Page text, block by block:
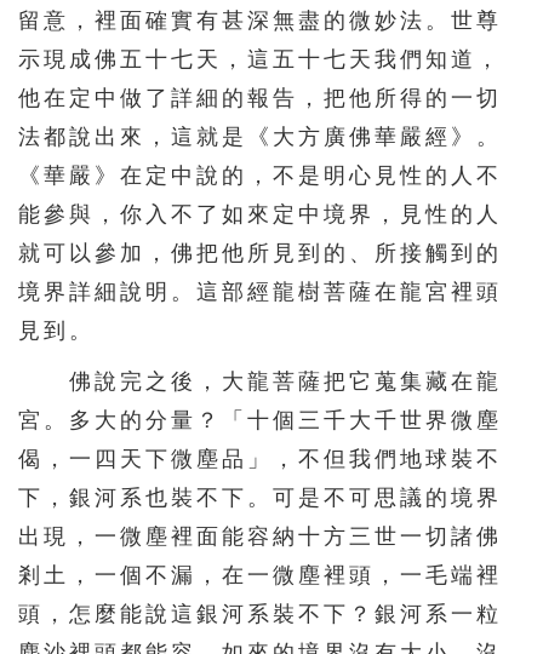
156 157 158 159 160
166 167 168 169 170
171 172 173 174 175
176 177 178 179 180
181 182 183 184 185
186 187 188 189 190
202 204 205
206 207 208 209 210
211 212 213 214 215
216 217 218 219 220
221 222 223 224 225
留意，裡面確實有甚深無盡的微妙法。世尊
示現成佛五十七天，這五十七天我們知道，
他在定中做了詳細的報告，把他所得的一切
法都說出來，這就是《大方廣佛華嚴經》。
《華嚴》在定中說的，不是明心見性的人不
能參與，你入不了如來定中境界，見性的人
就可以參加，佛把他所見到的、所接觸到的
境界詳細說明。這部經龍樹菩薩在龍宮裡頭
見到。
佛說完之後，大龍菩薩把它蒐集藏在龍
宮。多大的分量？「十個三千大千世界微塵
偈，一四天下微塵品」，不但我們地球裝不
下，銀河系也裝不下。可是不可思議的境界
出現，一微塵裡面能容納十方三世一切諸佛
剎土，一個不漏，在一微塵裡頭，一毛端裡
頭，怎麼能說這銀河系裝不下？銀河系一粒